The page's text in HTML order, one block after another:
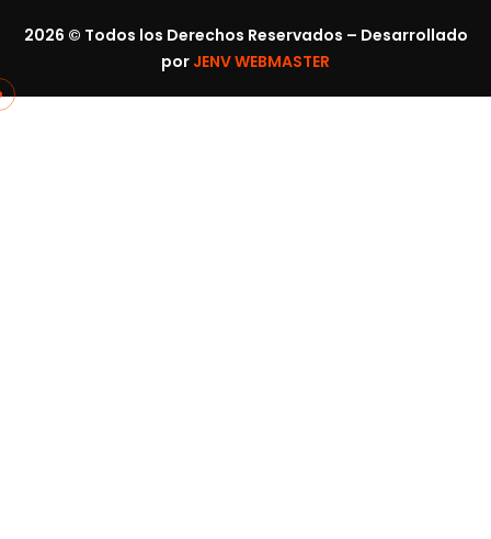
2026 © Todos los Derechos Reservados – Desarrollado
por JENV WEBMASTER